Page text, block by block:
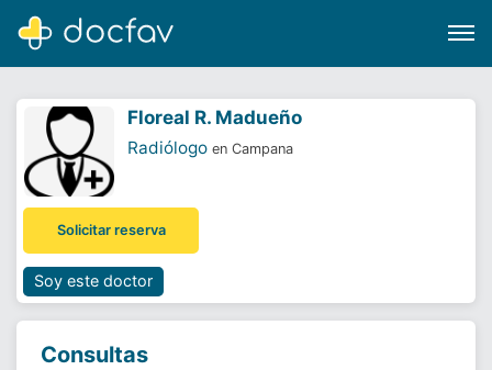
Software para clínicas
¿Eres un doctor?
Floreal R. Madueño
Radiólogo en Campana
Solicitar reserva
Soy este doctor
Consultas